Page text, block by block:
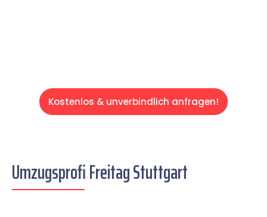
Kostenlos & unverbindlich anfragen!
Umzugsprofi Freitag Stuttgart